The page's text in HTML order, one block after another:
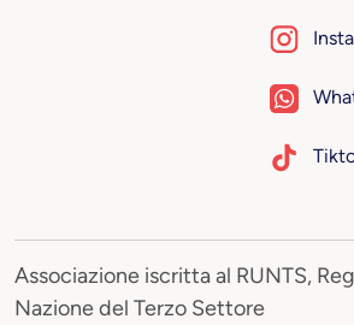
Associazione iscritta al RUNTS,
Nazione del Terzo Settore